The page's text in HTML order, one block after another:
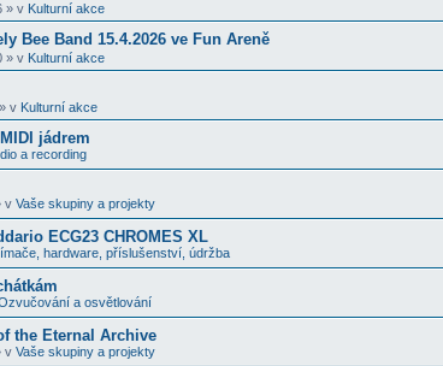
» v Kulturní akce
Bee Band 15.4.2026 ve Fun Areně
» v Kulturní akce
» v Kulturní akce
jádrem
a recording
v Vaše skupiny a projekty
ECG23 CHROMES XL
hardware, příslušenství, údržba
a osvětlování
the Eternal Archive
v Vaše skupiny a projekty